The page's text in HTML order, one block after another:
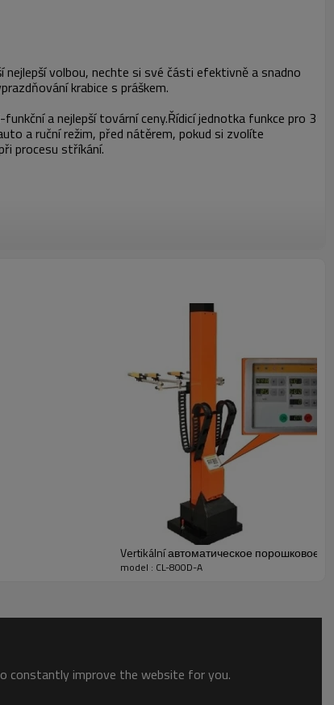
volbou, nechte si své části efektivně a snadno
krabice s práškem.
a nejlepší tovární ceny.Řídicí jednotka funkce pro 3
a ruční režim, před nátěrem, pokud si zvolíte
procesu stříkání.
Vertikální автоматическое порошковое
model : CL-800D-A
constantly improve the website for you.